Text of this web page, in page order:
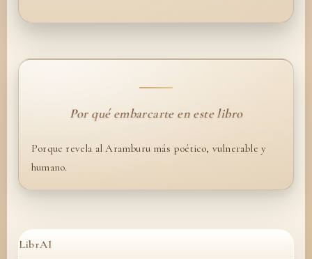
Por qué embarcarte en este libro
Porque revela al Aramburu más poético, vulnerable y
humano.
LibrAI